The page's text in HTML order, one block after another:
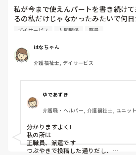
私が今まで使えんパートを書き続け
るの私だけじゃなかったみたいで何
からしんどいからリーダー変わると
れたらしく...
本日、朝からしんどかったみたいだが
利用者様が帰る少し前に『めまいす
うてない』などなんやかんや言い出
で帰って良い？』
...またか〜と思いながら施設長にだ
る。
と告げ送迎行ったらさっさと誰にも
ちゃんと仕事して！と言われてしん
と働こうよ😩
言いたい放題、態度でかいくせに言
デイサービス 人間関係 職員
はなちゃん
介護福祉士, デイサービス
ゆであずき
介護職・ヘルパー, 介護福祉士, ユニッ
分かりますよく❗️
私の所は
正職員、派遣です
つぶやきで投稿した通りだし、